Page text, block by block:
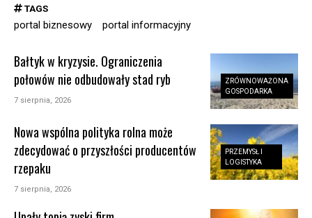
TAGS
portal biznesowy portal informacyjny
ZRÓWNOWAŻONA
GOSPODARKA
Bałtyk w kryzysie. Ograniczenia
połowów nie odbudowały stad ryb
7 sierpnia, 2026
PRZEMYSŁ I
LOGISTYKA
Nowa wspólna polityka rolna może
zdecydować o przyszłości producentów
rzepaku
7 sierpnia, 2026